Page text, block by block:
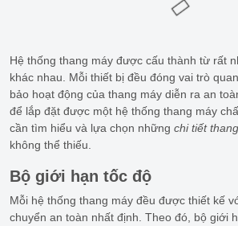
Hệ thống thang máy được cấu thành từ rất
khác nhau. Mỗi thiết bị đều đóng vai trò
bảo hoạt động của thang máy diễn ra an
để lắp đặt được một hệ thống thang máy
cần tìm hiểu và lựa chọn những chi tiết
không thể thiếu.
Bộ giới hạn tốc độ
Mỗi hệ thống thang máy đều được thiết kế
chuyển an toàn nhất định. Theo đó, bộ giới